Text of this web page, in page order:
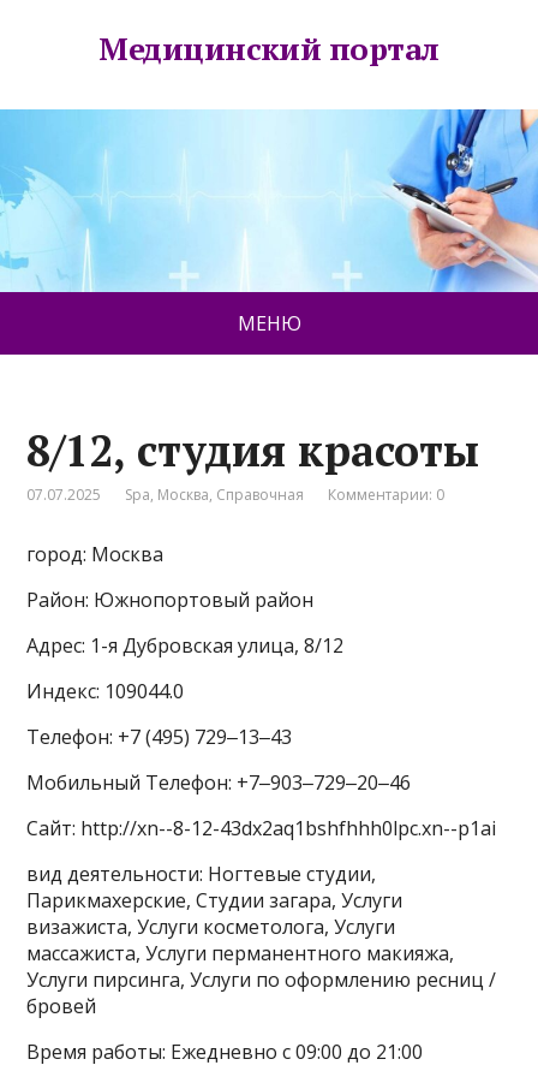
Медицинский портал
МЕНЮ
8/12, студия красоты
07.07.2025 Spa, Москва, Справочная Комментарии: 0
город: Москва
Район: Южнопортовый район
Адрес: 1-я Дубровская улица, 8/12
Индекс: 109044.0
Телефон: +7 (495) 729‒13‒43
Мобильный Телефон: +7‒903‒729‒20‒46
Сайт: http://xn--8-12-43dx2aq1bshfhhh0lpc.xn--p1ai
вид деятельности: Ногтевые студии,
Парикмахерские, Студии загара, Услуги
визажиста, Услуги косметолога, Услуги
массажиста, Услуги перманентного макияжа,
Услуги пирсинга, Услуги по оформлению ресниц /
бровей
Время работы: Ежедневно с 09:00 до 21:00